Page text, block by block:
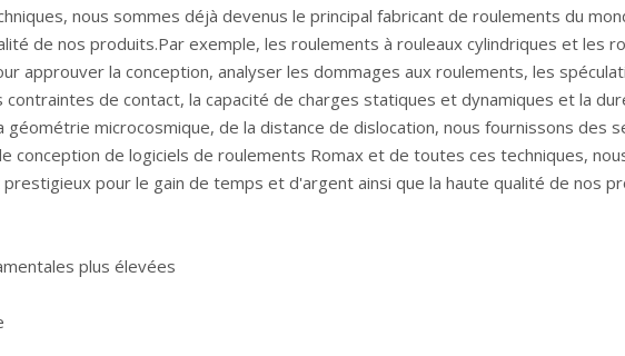
nous sommes déjà devenus le principal fabricant de roulements du
de nos produits.Par exemple, les roulements à rouleaux cylindriques et les
approuver la conception, analyser les dommages aux roulements, les
de contact, la capacité de charges statiques et dynamiques et la
microcosmique, de la distance de dislocation, nous fournissons des
conception de logiciels de roulements Romax et de toutes ces techniques,
pour le gain de temps et d'argent ainsi que la haute qualité de nos
plus élevées